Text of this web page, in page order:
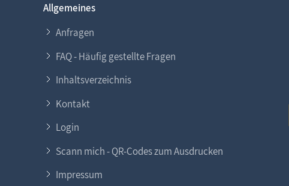
Allgemeines
Anfragen
FAQ - Häufig gestellte Fragen
Inhaltsverzeichnis
Kontakt
Login
Scann mich - QR-Codes zum Ausdrucken
Impressum